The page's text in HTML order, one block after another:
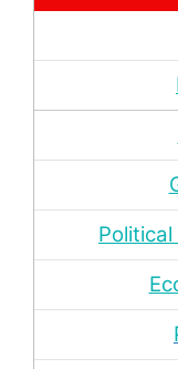
Political